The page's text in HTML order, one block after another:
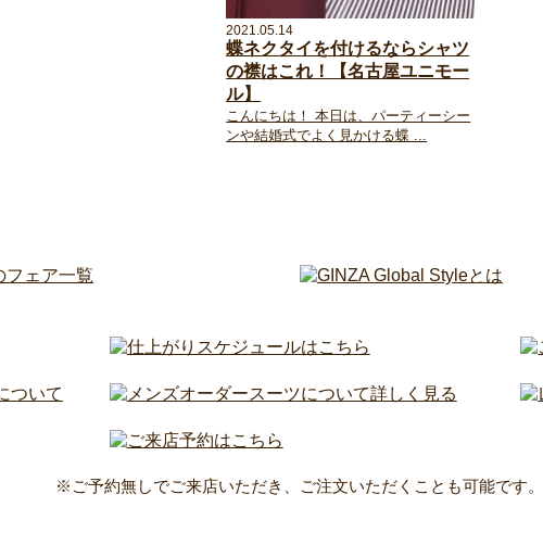
2021.05.14
蝶ネクタイを付けるならシャツ
の襟はこれ！【名古屋ユニモー
ル】
こんにちは！ 本日は、パーティーシー
ンや結婚式でよく見かける蝶 ...
※ご予約無しでご来店いただき、ご注文いただくことも可能です。